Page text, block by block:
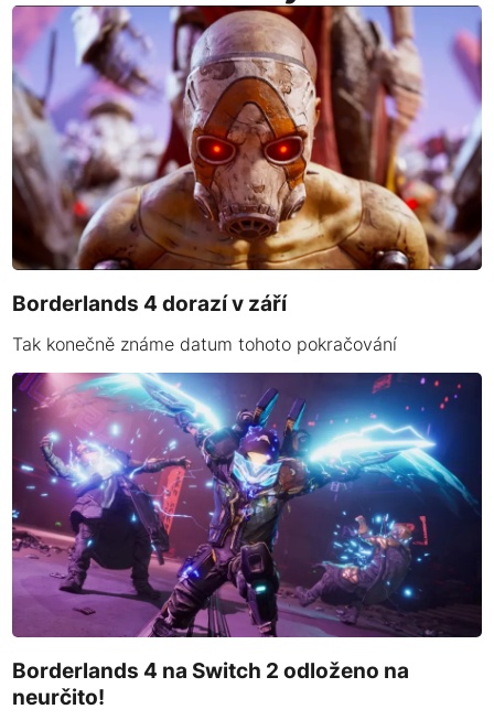
Borderlands 4 dorazí v září
Tak konečně známe datum tohoto pokračování
Borderlands 4 na Switch 2 odloženo na
neurčito!